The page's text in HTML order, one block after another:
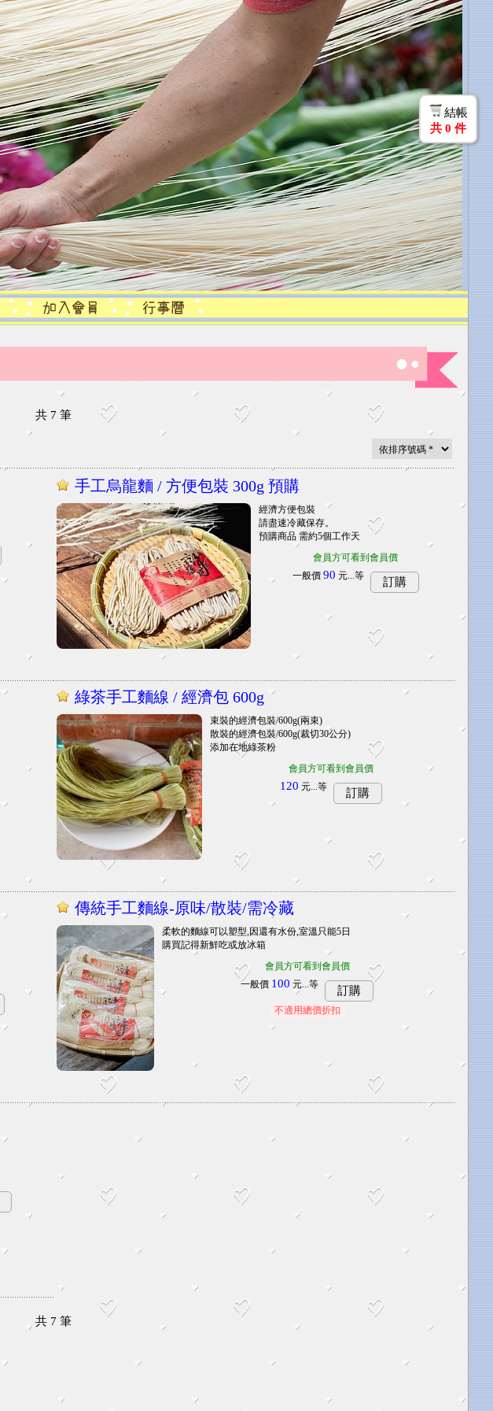
結帳
共 0 件
共7 筆
手工烏龍麵 / 方便包裝 300g 預購
經濟方便包裝
請盡速冷藏保存。
預購商品 需約5個工作天
會員方可看到會員價
一般價 90 元...等 訂購
綠茶手工麵線 / 經濟包 600g
束裝的經濟包裝/600g(兩束)
散裝的經濟包裝/600g(裁切30公分)
添加在地綠茶粉
會員方可看到會員價
120 元...等 訂購
傳統手工麵線-原味/散裝/需冷藏
柔軟的麵線可以塑型,因還有水份,室溫只能5日
購買記得新鮮吃或放冰箱
會員方可看到會員價
一般價 100 元...等 訂購
不適用總價折扣
共7 筆